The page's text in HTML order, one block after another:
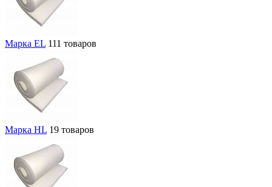
Марка EL 111 товаров
Марка HL 19 товаров